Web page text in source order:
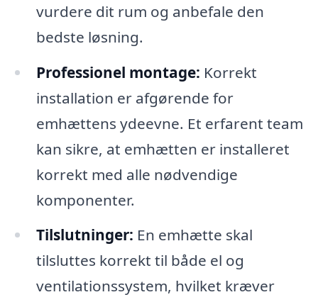
vurdere dit rum og anbefale den
bedste løsning.
Professionel montage: Korrekt
installation er afgørende for
emhættens ydeevne. Et erfarent team
kan sikre, at emhætten er installeret
korrekt med alle nødvendige
komponenter.
Tilslutninger: En emhætte skal
tilsluttes korrekt til både el og
ventilationssystem, hvilket kræver